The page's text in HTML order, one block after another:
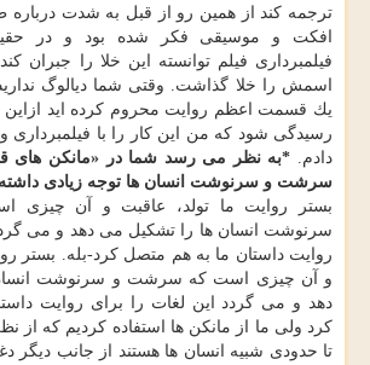
ترجمه كند از همین رو از قبل به شدت
افكت و موسیقی فكر شده بود و در
فیلمبرداری فیلم توانسته این خلا را جبران
اسمش را خلا گذاشت. وقتی شما دیالوگ ندارید
یك قسمت اعظم روایت محروم كرده اید ازاین
رسیدگی شود كه من این كار را با فیلمبرداری
دادم. *به نظر می رسد شما در «مانكن های
سرشت و سرنوشت انسان ها توجه زیادی داشته
بستر روایت ما تولد، عاقبت و آن
سرنوشت انسان ها را تشكیل می دهد و می
روایت داستان ما به هم متصل كرد-بله. بستر
و آن چیزی است كه سرشت و سرنوشت
دهد و می گردد این لغات را برای روایت
كرد ولی ما از مانكن ها استفاده كردیم كه از
تا حدودی شبیه انسان ها هستند از جانب دیگر